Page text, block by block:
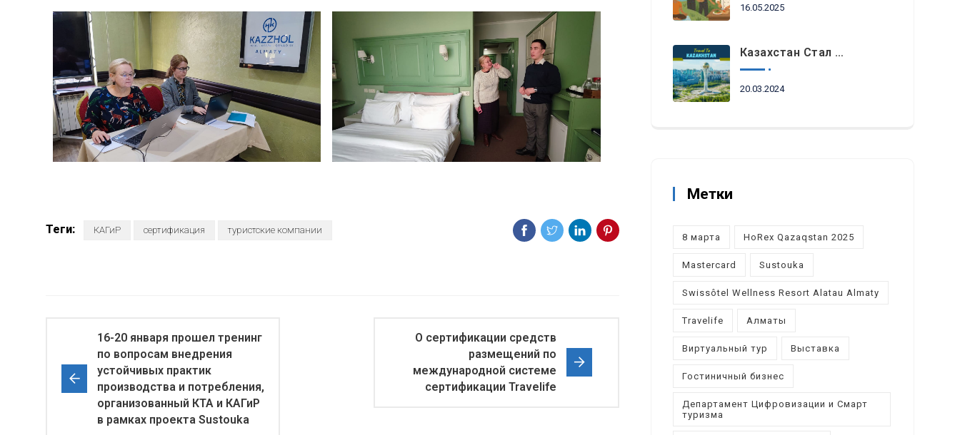
Теги: КАГиР сертификация туристские компании
16-20 января прошел тренинг
по вопросам внедрения
устойчивых практик
производства и потребления,
организованный КТА и КАГиР
в рамках проекта Sustouka
О сертификации средств
размещений по
международной системе
сертификации Travelife
16.05.2025
Казахстан Стал Топовым Направлением Для Туристов Из ОАЭ Во Время Ораза-Айта
20.03.2024
Метки
8 марта HoRex Qazaqstan 2025
Mastercard Sustouka
Swissôtel Wellness Resort Alatau Almaty
Travelife Алматы
Виртуальный тур Выставка
Гостиничный бизнес
Департамент Цифровизации и Смарт
туризма